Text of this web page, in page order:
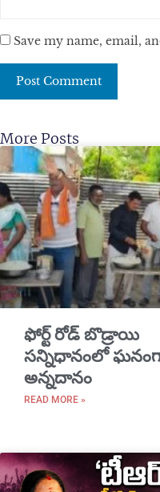
Save my name, email,
More Posts
​ఫోర్ట్ రోడ్ బొడ్రాయి
సన్నిధానంలో
అన్నదానం
READ MORE »